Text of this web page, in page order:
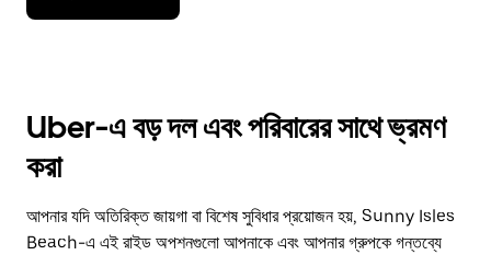
Uber-এ বড় দল এবং পরিবারের সাথে ভ্রমণ
করা
আপনার যদি অতিরিক্ত জায়গা বা বিশেষ সুবিধার প্রয়োজন হয়, Sunny Isles
Beach-এ এই রাইড অপশনগুলো আপনাকে এবং আপনার গ্রুপকে গন্তব্যে